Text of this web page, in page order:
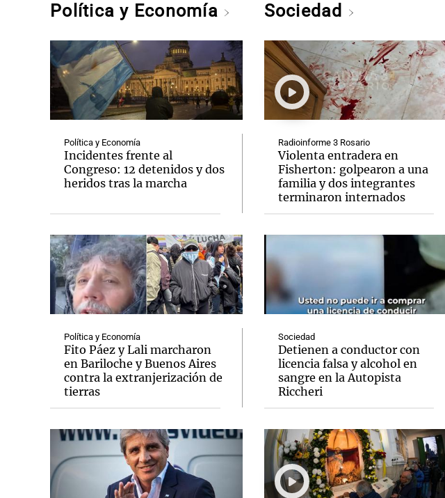
Política y Economía
Política y Economía
Incidentes frente al
Congreso: 12 detenidos y dos
heridos tras la marcha
Política y Economía
Fito Páez y Lali marcharon
en Bariloche y Buenos Aires
contra la extranjerización de
tierras
Sociedad
Radioinforme 3 Rosario
Violenta entradera en
Fisherton: golpearon a una
familia y dos integrantes
terminaron internados
Sociedad
Detienen a conductor con
licencia falsa y alcohol en
sangre en la Autopista
Riccheri
Notas
Mundial 2026 La Sole en Cadena 3 El